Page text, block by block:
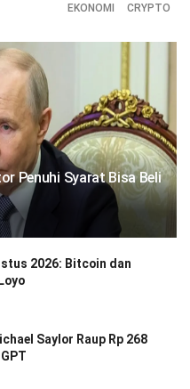
EKONOMI CRYPTO
Penuhi Syarat Bisa Beli
2026: Bitcoin dan
Saylor Raup Rp 268